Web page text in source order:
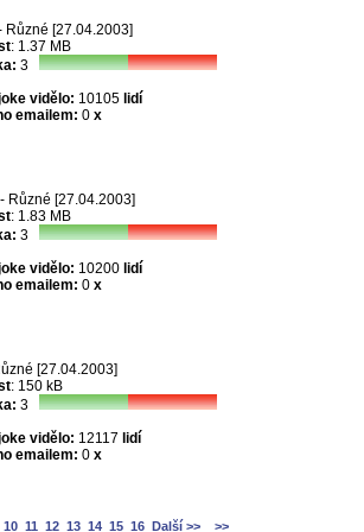
Různé [27.04.2003]
: 1.37 MB
3
vidělo: 10105 lidí
emailem: 0 x
Různé [27.04.2003]
: 1.83 MB
3
vidělo: 10200 lidí
emailem: 0 x
[27.04.2003]
: 150 kB
3
vidělo: 12117 lidí
emailem: 0 x
10 11 12 13 14 15 16 Další >> >>